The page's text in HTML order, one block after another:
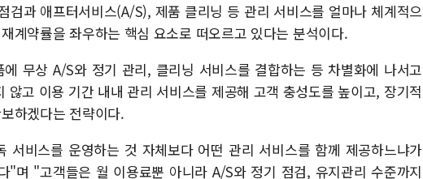
검과 애프터서비스(A/S), 제품 클리닝 등 관리 서비스를 얼마나 체계적으
계약률을 좌우하는 핵심 요소로 떠오르고 있다는 분석이다.
무상 A/S와 정기 관리, 클리닝 서비스를 결합하는 등 차별화에 나서고
않고 이용 기간 내내 관리 서비스를 제공해 고객 충성도를 높이고, 장기적
하겠다는 전략이다.
서비스를 운영하는 것 자체보다 어떤 관리 서비스를 함께 제공하느냐가
"며 "고객들은 월 이용료뿐 아니라 A/S와 정기 점검, 유지관리 수준까지